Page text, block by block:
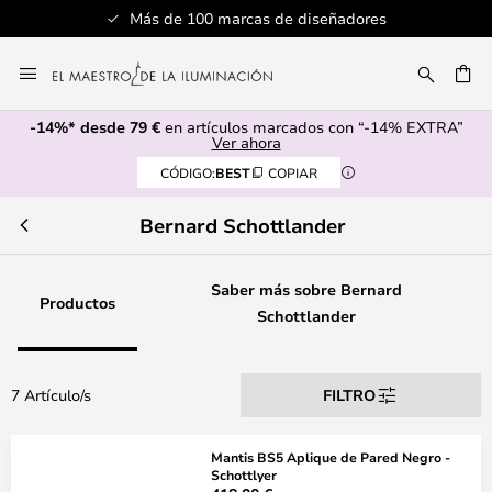
Más de 100 marcas de diseñadores
al
contenido
-14%* desde 79 €en artículos marcados con “-14% EXTRA”
Ver ahora
CÓDIGO:BEST COPIAR
Bernard Schottlander
Productos
Saber más sobre Bernard
Schottlander
7 Artículo/s FILTRO
Mantis BS5 Aplique de Pared Negro -
Schottlyer